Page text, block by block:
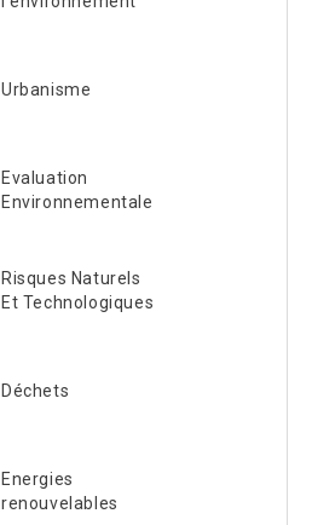
Urbanisme
Evaluation
Environnementale
Risques Naturels
Et Technologiques
Déchets
Energies
renouvelables